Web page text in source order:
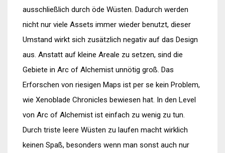
ausschließlich durch öde Wüsten. Dadurch werden
nicht nur viele Assets immer wieder benutzt, dieser
Umstand wirkt sich zusätzlich negativ auf das Design
aus. Anstatt auf kleine Areale zu setzen, sind die
Gebiete in Arc of Alchemist unnötig groß. Das
Erforschen von riesigen Maps ist per se kein Problem,
wie Xenoblade Chronicles bewiesen hat. In den Level
von Arc of Alchemist ist einfach zu wenig zu tun.
Durch triste leere Wüsten zu laufen macht wirklich
keinen Spaß, besonders wenn man sonst auch nur